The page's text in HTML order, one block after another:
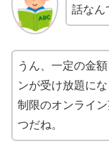
話なん
うん、一定の金
ンが受け放題に
制限のオンライ
つだね。